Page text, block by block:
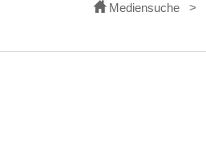
Mediensuche >